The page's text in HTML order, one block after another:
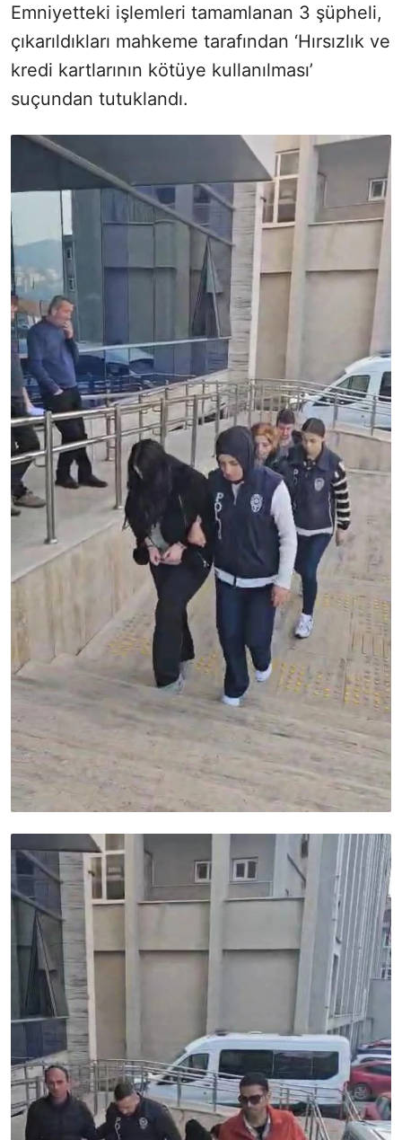
Emniyetteki işlemleri tamamlanan 3 şüpheli,
çıkarıldıkları mahkeme tarafından ‘Hırsızlık ve
kredi kartlarının kötüye kullanılması’
suçundan tutuklandı.